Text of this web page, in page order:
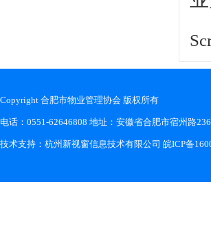
Copyright 合肥市物业管理协会 版权所有
电话：0551-62646808 地址：安徽省合肥市宿州路
技术支持： 杭州新视窗信息技术有限公司 皖ICP备